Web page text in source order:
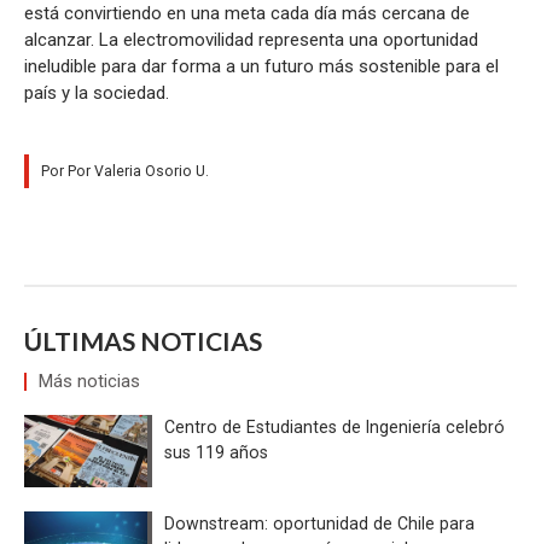
está convirtiendo en una meta cada día más cercana de
alcanzar. La electromovilidad representa una oportunidad
ineludible para dar forma a un futuro más sostenible para el
país y la sociedad.
Por Por Valeria Osorio U.
ÚLTIMAS NOTICIAS
Más noticias
Centro de Estudiantes de Ingeniería celebró
sus 119 años
Downstream: oportunidad de Chile para